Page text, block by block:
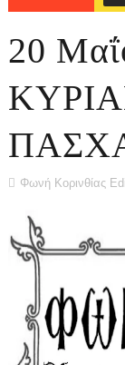
20
Φωνή Κορινθίας